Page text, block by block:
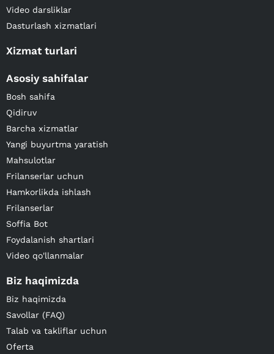
Video darsliklar
Dasturlash xizmatlari
Xizmat turlari
Asosiy sahifalar
Bosh sahifa
Qidiruv
Barcha xizmatlar
Yangi buyurtma yaratish
Mahsulotlar
Frilanserlar uchun
Hamkorlikda ishlash
Frilanserlar
Soffia Bot
Foydalanish shartlari
Video qo'llanmalar
Biz haqimizda
Biz haqimizda
Savollar (FAQ)
Talab va takliflar uchun
Oferta